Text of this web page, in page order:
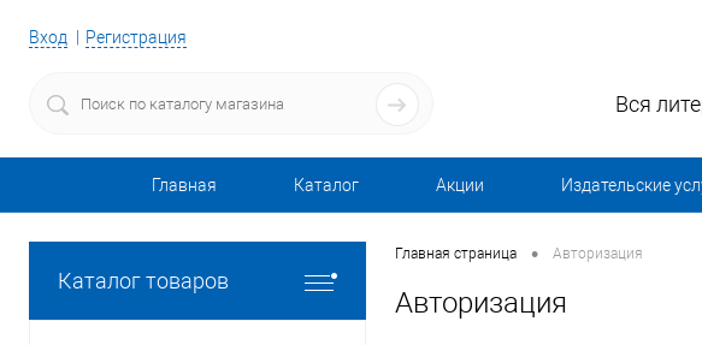
Вход Регистрация
Вся
Главная Каталог Акции Издательские
Каталог товаров
Главная страница • Авторизация
Авторизация